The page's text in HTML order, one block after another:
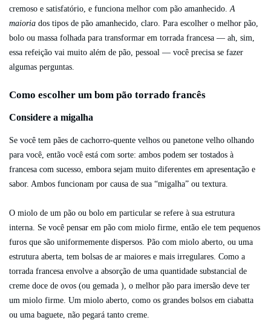
cremoso e satisfatório, e funciona melhor com pão amanhecido. A
maioria dos tipos de pão amanhecido, claro. Para escolher o melhor pão,
bolo ou massa folhada para transformar em torrada francesa — ah, sim,
essa refeição vai muito além de pão, pessoal — você precisa se fazer
algumas perguntas.
Como escolher um bom pão torrado francês
Considere a migalha
Se você tem pães de cachorro-quente velhos ou panetone velho olhando
para você, então você está com sorte: ambos podem ser tostados à
francesa com sucesso, embora sejam muito diferentes em apresentação e
sabor. Ambos funcionam por causa de sua “migalha” ou textura.
O miolo de um pão ou bolo em particular se refere à sua estrutura
interna. Se você pensar em pão com miolo firme, então ele tem pequenos
furos que são uniformemente dispersos. Pão com miolo aberto, ou uma
estrutura aberta, tem bolsas de ar maiores e mais irregulares. Como a
torrada francesa envolve a absorção de uma quantidade substancial de
creme doce de ovos (ou gemada ), o melhor pão para imersão deve ter
um miolo firme. Um miolo aberto, como os grandes bolsos em ciabatta
ou uma baguete, não pegará tanto creme.